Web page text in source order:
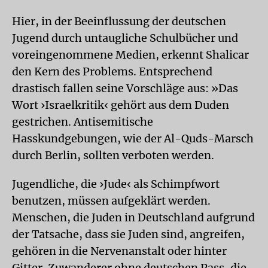
Hier, in der Beeinflussung der deutschen
Jugend durch untaugliche Schulbücher und
voreingenommene Medien, erkennt Shalicar
den Kern des Problems. Entsprechend
drastisch fallen seine Vorschläge aus: »Das
Wort ›Israelkritik‹ gehört aus dem Duden
gestrichen. Antisemitische
Hasskundgebungen, wie der Al-Quds-Marsch
durch Berlin, sollten verboten werden.
Jugendliche, die ›Jude‹ als Schimpfwort
benutzen, müssen aufgeklärt werden.
Menschen, die Juden in Deutschland aufgrund
der Tatsache, dass sie Juden sind, angreifen,
gehören in die Nervenanstalt oder hinter